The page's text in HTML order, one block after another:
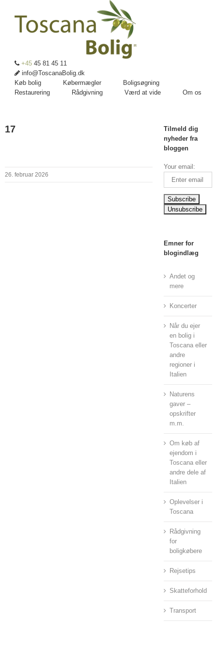
+45 45 81 45 11
info@ToscanaBolig.dk
Køb bolig
Købermægler
Boligsøgning
Restaurering
Rådgivning Værd at vide Om os
17
26. februar 2026
Tilmeld dig
nyheder fra
bloggen
Your email:
Emner for
blogindlæg
Andet og
mere
Koncerter
Når du ejer
en bolig i
Toscana eller
andre
regioner i
Italien
Naturens
gaver –
opskrifter
m.m.
Om køb af
ejendom i
Toscana eller
andre dele af
Italien
Oplevelser i
Toscana
Rådgivning
for
boligkøbere
Rejsetips
Skatteforhold
Transport